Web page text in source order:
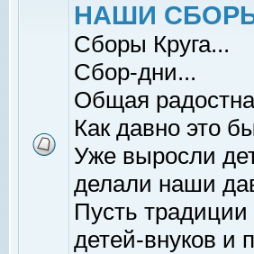
НАШИ
Сборы Круга...
Сбор-дни...
Общая
Как давно это
Уже выросли
делали наши
Пусть
детей-внуков и